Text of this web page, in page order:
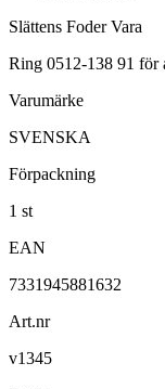
Slättens Foder Vara
Ring 0512-138 91 för
Varumärke
SVENSKA
Förpackning
1 st
EAN
7331945881632
Art.nr
v1345